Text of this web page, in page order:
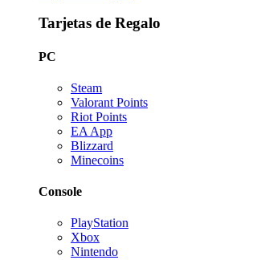
Tarjetas de Regalo
PC
Steam
Valorant Points
Riot Points
EA App
Blizzard
Minecoins
Console
PlayStation
Xbox
Nintendo